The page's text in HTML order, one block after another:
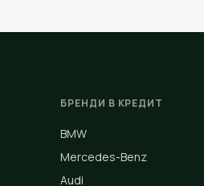
БРЕНДИ В КРЕДИТ
BMW
Mercedes-Benz
Audi